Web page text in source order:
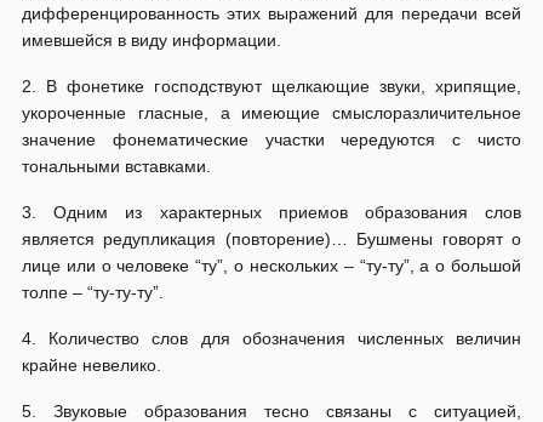
дифференцированность этих выражений для передачи всей
имевшейся в виду информации.
2. В фонетике господствуют щелкающие звуки, хрипящие,
укороченные гласные, а имеющие смыслоразличительное
значение фонематические участки чередуются с чисто
тональными вставками.
3. Одним из характерных приемов образования слов
является редупликация (повторение)… Бушмены говорят о
лице или о человеке “ту”, о нескольких – “ту-ту”, а о большой
толпе – “ту-ту-ту”.
4. Количество слов для обозначения численных величин
крайне невелико.
5. Звуковые образования тесно связаны с ситуацией,